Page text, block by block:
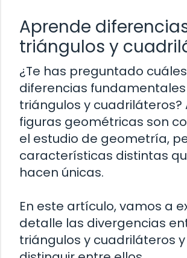
Aprende
triángulos y
¿Te has preguntado
diferencias
triángulos y cuadriláteros?
figuras geométricas son
el estudio de geometría,
características distintas
hacen únicas.
En este artículo, vamos a
detalle las divergencias
triángulos y cuadriláteros